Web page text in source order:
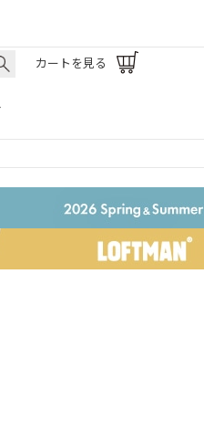
カートを見る